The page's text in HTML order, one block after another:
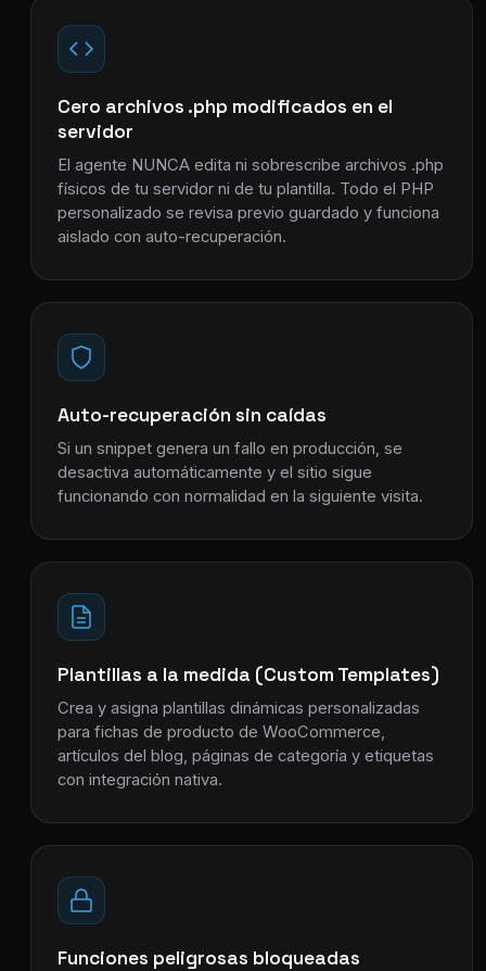
Cero archivos .php modificados en el
servidor
El agente NUNCA edita ni sobrescribe archivos .php
físicos de tu servidor ni de tu plantilla. Todo el PHP
personalizado se revisa previo guardado y funciona
aislado con auto-recuperación.
Auto-recuperación sin caídas
Si un snippet genera un fallo en producción, se
desactiva automáticamente y el sitio sigue
funcionando con normalidad en la siguiente visita.
Plantillas a la medida (Custom Templates)
Crea y asigna plantillas dinámicas personalizadas
para fichas de producto de WooCommerce,
artículos del blog, páginas de categoría y etiquetas
con integración nativa.
Funciones peligrosas bloqueadas